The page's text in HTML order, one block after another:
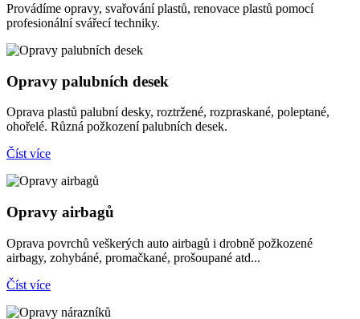
Provádíme opravy, svařování plastů, renovace plastů pomocí
profesionální svářecí techniky.
Opravy palubních desek
Oprava plastů palubní desky, roztržené, rozpraskané, poleptané,
ohořelé. Různá požkození palubních desek.
Číst více
Opravy airbagů
Oprava povrchů veškerých auto airbagů i drobně požkozené
airbagy, zohybáné, promačkané, prošoupané atd...
Číst více